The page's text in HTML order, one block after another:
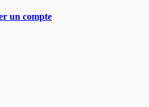
un compte